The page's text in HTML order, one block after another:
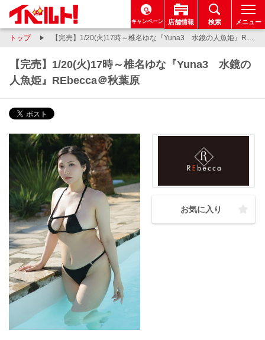
キャンペーン 店舗情報 検索 メニュー
トップ 【完売】1/20(火)17時～椎名ゆな『Yuna3 水鏡の人魚姫』REbecca＠秋葉原
【完売】1/20(火)17時～椎名ゆな『Yuna3 水鏡の
人魚姫』REbecca＠秋葉原
お気に入り